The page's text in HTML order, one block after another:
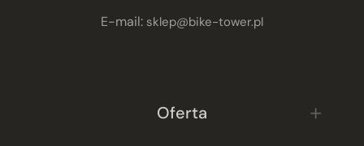
E-mail: sklep@bike-tower.pl
Oferta